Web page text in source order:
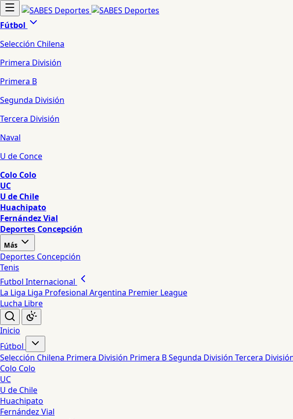
Fútbol
Selección Chilena
Primera División
Primera B
Segunda División
Tercera División
Naval
U de Conce
Colo Colo
UC
U de Chile
Huachipato
Fernández Vial
Deportes Concepción
Más
Deportes Concepción
Tenis
Futbol Internacional
La Liga Liga Profesional Argentina Premier League
Lucha Libre
Inicio
Fútbol
Selección Chilena Primera División Primera BSegunda División Tercera
Colo Colo
UC
U de Chile
Huachipato
Fernández Vial